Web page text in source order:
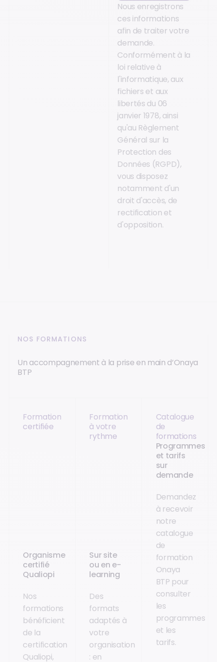
Nous enregistrons
ces informations
afin de traiter votre
demande.
Conformément à la
loi relative à
l'informatique, aux
fichiers et aux
libertés du 06
janvier 1978, ainsi
qu'au Règlement
Général sur la
Protection des
Données (RGPD),
vous disposez
notamment d'un
droit d'accès, de
rectification et
d'opposition.
NOS FORMATIONS
Un accompagnement à la prise en main d’Onaya
BTP
Formation
certifiée
Organisme
certifié
Qualiopi
Nos
formations
bénéficient
de la
certification
Qualiopi,
Formation
à votre
rythme
Sur site
ou en e-
learning
Des
formats
adaptés à
votre
organisation
: en
Catalogue
de
formations
Programmes
et tarifs
sur
demande
Demandez
à recevoir
notre
catalogue
de
formation
Onaya
BTP pour
consulter
les
programmes
et les
tarifs.